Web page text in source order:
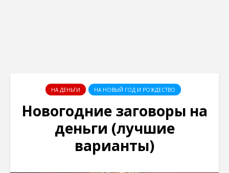
НА ДЕНЬГИ НА НОВЫЙ ГОД И РОЖДЕСТВО
Новогодние заговоры на
деньги (лучшие
варианты)